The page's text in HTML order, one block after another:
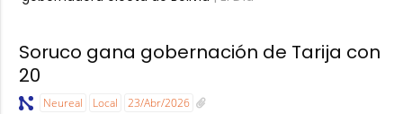
Soruco gana gobernación de Tarija con
20
Neureal Local 23/Abr/2026